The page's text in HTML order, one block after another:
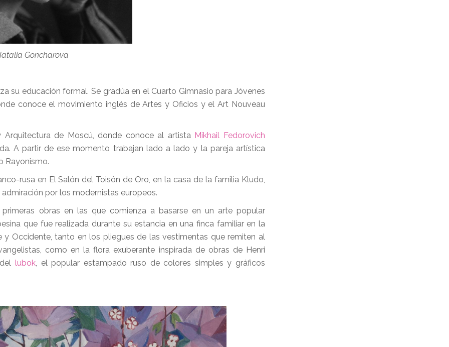
Goncharova
su educación formal. Se gradúa en el Cuarto Gimnasio para Jóvenes
conoce el movimiento inglés de Artes y Oficios y el Art Nouveau
de Moscú, donde conoce al artista Mikhail Fedorovich
A partir de ese momento trabajan lado a lado y la pareja artística
Rayonismo.
rusa en El Salón del Toisón de Oro, en la casa de la familia Kludo,
por los modernistas europeos.
obras en las que comienza a basarse en un arte popular
que fue realizada durante su estancia en una finca familiar en la
y Occidente, tanto en los pliegues de las vestimentas que remiten al
como en la flora exuberante inspirada de obras de Henri
lubok, el popular estampado ruso de colores simples y gráficos